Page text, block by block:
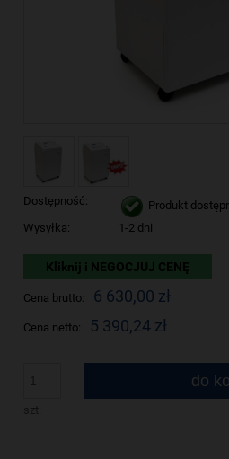
Dostępność:
Produkt
Wysyłka:
1-2 dni
Kliknij i NEGOCJUJ CENĘ
Cena brutto: 6 630,00 zł
Cena netto: 5 390,24 zł
do